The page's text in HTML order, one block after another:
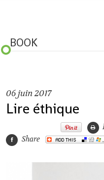
BOOK
06juin 2017
Lire éthique
Share